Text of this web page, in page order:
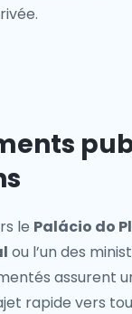
le Palácio do
ou l’un des
assurent
rapide vers